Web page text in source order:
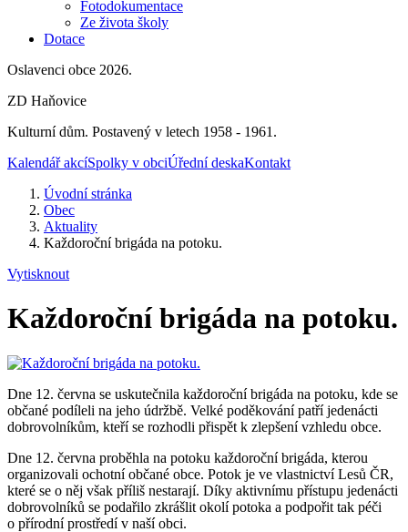
Fotodokumentace
Ze života školy
Dotace
Oslavenci obce 2026.
ZD Haňovice
Kulturní dům. Postavený v letech 1958 - 1961.
Kalendář akcíSpolky v obciÚřední deskaKontakt
Úvodní stránka
Obec
Aktuality
Každoroční brigáda na potoku.
Vytisknout
Každoroční brigáda na potoku.
Dne 12. června se uskutečnila každoroční brigáda na potoku, kde se
občané podíleli na jeho údržbě. Velké poděkování patří jedenácti
dobrovolníkům, kteří se rozhodli přispět k zlepšení vzhledu obce.
Dne 12. června proběhla na potoku každoroční brigáda, kterou
organizovali ochotní občané obce. Potok je ve vlastnictví Lesů ČR,
které se o něj však příliš nestarají. Díky aktivnímu přístupu jedenácti
dobrovolníků se podařilo zkrášlit okolí potoka a podpořit tak péči
o přírodní prostředí v naší obci.